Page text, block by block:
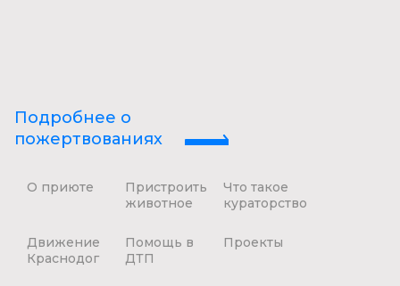
Подробнее о
пожертвованиях
О приюте
Пристроить
животное
Что такое
кураторство
Движение
Краснодог
Помощь в
ДТП
Проекты